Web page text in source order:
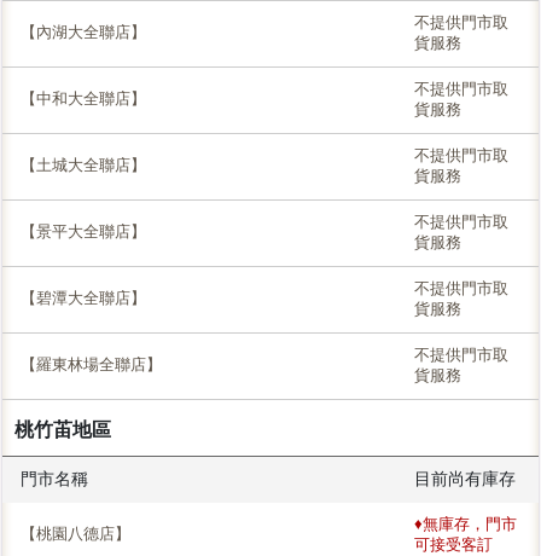
【內湖大全聯店】
不提供門市取
貨服務
【中和大全聯店】
不提供門市取
貨服務
【土城大全聯店】
不提供門市取
貨服務
【景平大全聯店】
不提供門市取
貨服務
【碧潭大全聯店】
不提供門市取
貨服務
【羅東林場全聯店】
不提供門市取
貨服務
桃竹苖地區
門市名稱 目前尚有庫存
【桃園八德店】
♦無庫存，門市
可接受客訂